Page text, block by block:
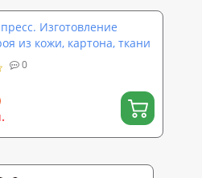
Изготовление
из кожи, картона, ткани
0